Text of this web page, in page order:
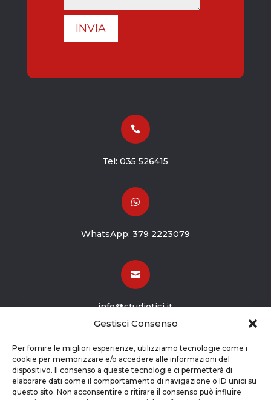
Gestisci Consenso
Per fornire le migliori esperienze, utilizziamo tecnologie come i
cookie per memorizzare e/o accedere alle informazioni del
dispositivo. Il consenso a queste tecnologie ci permetterà di
elaborare dati come il comportamento di navigazione o ID unici su
questo sito. Non acconsentire o ritirare il consenso può influire
INVIA

Tel:035 526415

WhatsApp: 379 2223079

info@studiotisi.it

Viale Europa 8
Grassobbio BG (24050)